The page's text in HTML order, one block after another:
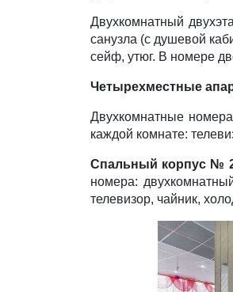
Двухкомнатный
санузла (с душевой
сейф, утюг. В номере
Четырехместные
Двухкомнатные
каждой комнате:
Спальный корпус №
номера:
телевизор, чайник,